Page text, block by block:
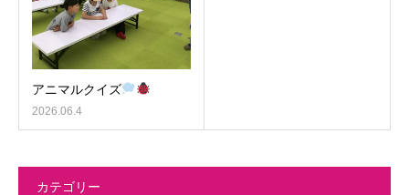
アニマルクイズ
2026.06.4
カテゴリー